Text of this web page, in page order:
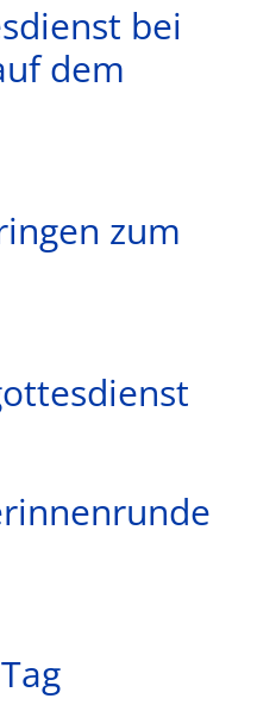
bei
dem
zum